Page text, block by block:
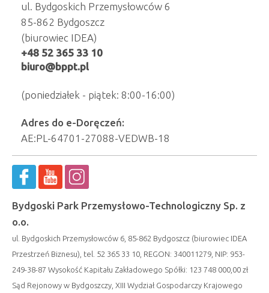
ul. Bydgoskich Przemysłowców 6
85-862 Bydgoszcz
(biurowiec IDEA)
+48 52 365 33 10
biuro@bppt.pl
(poniedziałek - piątek: 8:00-16:00)
Adres do e-Doręczeń:
AE:PL-64701-27088-VEDWB-18
Bydgoski Park Przemysłowo-Technologiczny Sp. z
o.o.
ul. Bydgoskich Przemysłowców 6, 85-862 Bydgoszcz (biurowiec IDEA
Przestrzeń Biznesu), tel. 52 365 33 10, REGON: 340011279, NIP: 953-
249-38-87 Wysokość Kapitału Zakładowego Spółki: 123 748 000,00 zł
Sąd Rejonowy w Bydgoszczy, XIII Wydział Gospodarczy Krajowego